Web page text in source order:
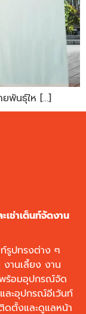
ยพันธุ์ให […]
เช่าเต็นท์จัดงาน
ท์รูปทรงต่าง ๆ
านเลี้ยง งาน
ร้อมอุปกรณ์จัด
ละอุปกรณ์อีเว้นท์
ตั้งและดูแลหน้า